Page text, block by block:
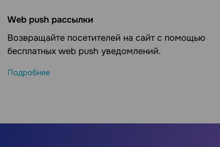
Web push рассылки
Возвращайте посетителей на сайт с помощью
бесплатных web push уведомлений.
Подробнее